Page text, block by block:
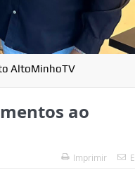
AltoMinhoTV
ao
Imprimir